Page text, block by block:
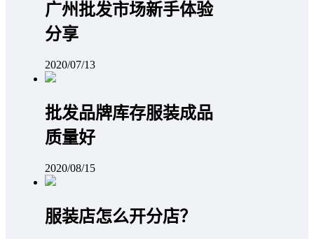
广州批发市场新手体验
分享
2020/07/13
批发品牌库存服装成品
质量好
2020/08/15
服装店怎么开分店？